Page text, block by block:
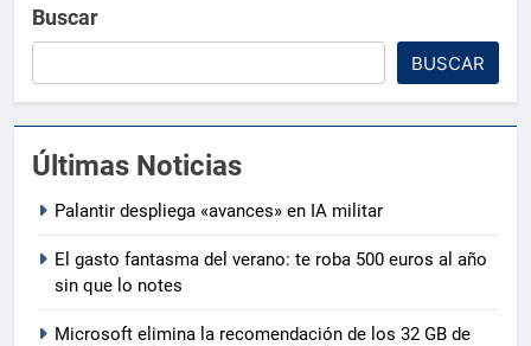
Buscar
BUSCAR
Últimas Noticias
Palantir despliega «avances» en IA militar
El gasto fantasma del verano: te roba 500 euros al año
sin que lo notes
Microsoft elimina la recomendación de los 32 GB de